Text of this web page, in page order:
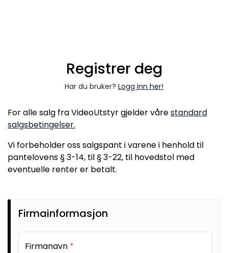
Registrer deg
Har du bruker? Logg inn her!
For alle salg fra VideoUtstyr gjelder vårestandard
salgsbetingelser.
Vi forbeholder oss salgspant i varene i henhold til
pantelovens § 3-14, til § 3-22, til hovedstol med
eventuelle renter er betalt.
Firmainformasjon
Firmanavn *
TILBEHØR
VAREMERKER
BRUKT